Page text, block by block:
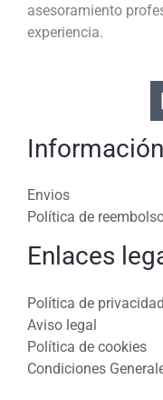
asesoramiento
experiencia.
Información
Envios
Política de
Enlaces
Política de privacidad
Aviso legal
Política de cookies
Condiciones